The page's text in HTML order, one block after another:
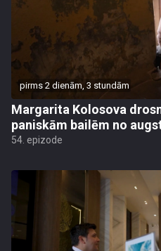
pirms 2 dienām, 3 stundām
Margarita Kolosova
paniskām bailēm no
54. epizode